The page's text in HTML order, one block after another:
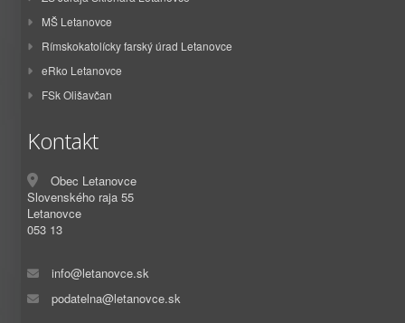
MŠ Letanovce
Rímskokatolícky farský úrad Letanovce
eRko Letanovce
FSk Olišavčan
Kontakt
Obec Letanovce
Slovenského raja 55
Letanovce
053 13
info@letanovce.sk
podatelna@letanovce.sk